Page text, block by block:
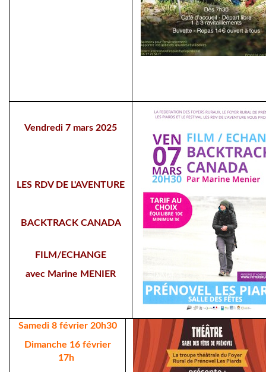
Vendredi 7 mars 2025
LES RDV DE L'AVENTURE
BACKTRACK CANADA
FILM/ECHANGE
avec Marine MENIER
Samedi 8 février 20h30
Dimanche 16 février
17h